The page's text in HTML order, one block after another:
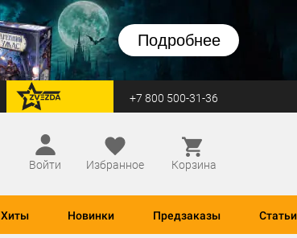
Подробнее
перейти на Zvezda +7 800 500-31-36
Войти
Избранное Корзина
Хиты Новинки Предзаказы Статьи